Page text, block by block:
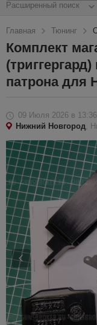
Расширенный поиск
Главная Тюнинг
Комплект
патрона для
09 Июля 2026 в 13:36
Нижний Новгород,